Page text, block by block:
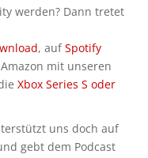
werden? Dann tretet
, aufSpotify
mit unseren
Xbox Series S oder
uns doch auf
gebt dem Podcast